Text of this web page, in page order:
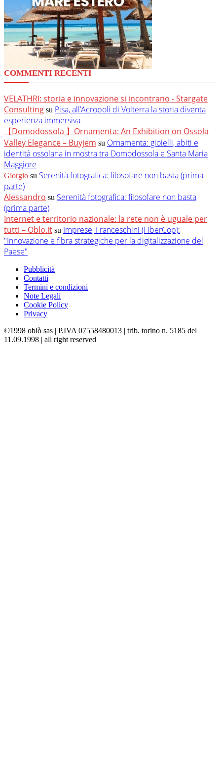
COMMENTI RECENTI
VELATHRI: storia e innovazione si incontrano - Stargate
Consulting su Pisa, all’Acropoli di Volterra la storia diventa
esperienza immersiva
【Domodossola 】Ornamenta: An Exhibition on Ossola
Valley Elegance – Buyjem su Ornamenta: gioielli, abiti e
identità ossolana in mostra tra Domodossola e Santa Maria
Maggiore
Giorgio su Serenità fotografica: filosofare non basta (prima
parte)
Alessandro su Serenità fotografica: filosofare non basta
(prima parte)
Internet e territorio nazionale: la rete non è uguale per
tutti – Oblo.it su Imprese, Franceschini (FiberCop):
"Innovazione e fibra strategiche per la digitalizzazione del
Paese"
Pubblicità
Contatti
Termini e condizioni
Note Legali
Cookie Policy
Privacy
©1998 oblò sas | P.IVA 07558480013 | trib. torino n. 5185 del
11.09.1998 | all right reserved